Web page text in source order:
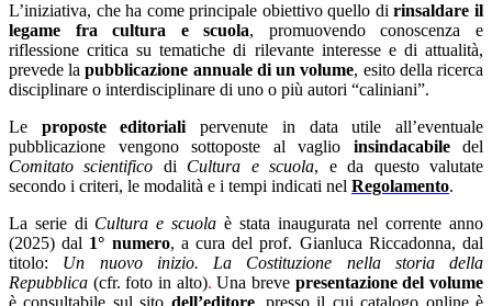
L’iniziativa, che ha come principale obiettivo quello dirinsaldare il
legame fra cultura e scuola, promuovendo conoscenza e
riflessione critica su tematiche di rilevante interesse e di attualità,
prevede lapubblicazione annuale di un volume, esito della ricerca
disciplinare o interdisciplinare di uno o più autori “caliniani”.
Le proposte editoriali pervenute in data utile all’eventuale
pubblicazione vengono sottoposte al vaglio insindacabiledel
Comitato scientifico di Cultura e scuola, e da questo valutate
secondo i criteri, le modalità e i tempi indicati nel Regolamento.
La serie di Cultura e scuola è stata inaugurata nel corrente anno
(2025) dal 1° numero, a cura del prof. Gianluca Riccadonna, dal
titolo: Un nuovo inizio. La Costituzione nella storia della
Repubblica (cfr. foto in alto).Una breve presentazione del volume